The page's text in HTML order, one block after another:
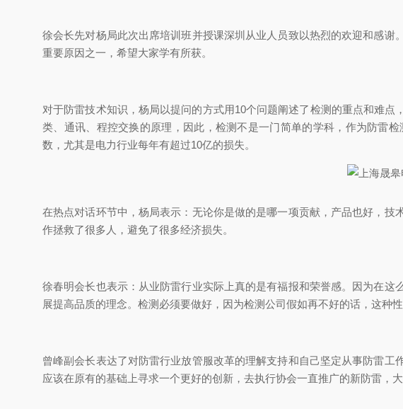
徐会长先对杨局此次出席培训班并授课深圳从业人员致以热烈的欢迎和感
重要原因之一，希望大家学有所获。
对于防雷技术知识，杨局以提问的方式用10个问题阐述了检测的重点和难
类、通讯、程控交换的原理，因此，检测不是一门简单的学科，作为防雷
数，尤其是电力行业每年有超过10亿的损失。
在热点对话环节中，杨局表示：无论你是做的是哪一项贡献，产品也好，
作拯救了很多人，避免了很多经济损失。
徐春明会长也表示：从业防雷行业实际上真的是有福报和荣誉感。因为在
展提高品质的理念。检测必须要做好，因为检测公司假如再不好的话，这种
曾峰副会长表达了对防雷行业放管服改革的理解支持和自己坚定从事防雷
应该在原有的基础上寻求一个更好的创新，去执行协会一直推广的新防雷，大